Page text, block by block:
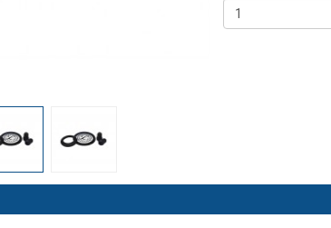
Antidekubitalni madrac FOFO
HF6002 s valjkastim zračnim